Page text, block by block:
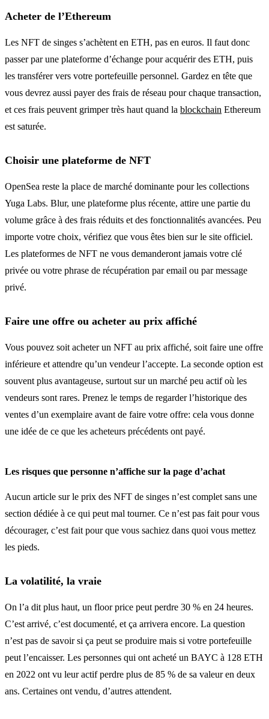
Acheter de l’Ethereum
Les NFT de singes s’achètent en ETH, pas en euros. Il faut donc
passer par une plateforme d’échange pour acquérir des ETH, puis
les transférer vers votre portefeuille personnel. Gardez en tête que
vous devrez aussi payer des frais de réseau pour chaque transaction,
et ces frais peuvent grimper très haut quand la blockchain Ethereum
est saturée.
Choisir une plateforme de NFT
OpenSea reste la place de marché dominante pour les collections
Yuga Labs. Blur, une plateforme plus récente, attire une partie du
volume grâce à des frais réduits et des fonctionnalités avancées. Peu
importe votre choix, vérifiez que vous êtes bien sur le site officiel.
Les plateformes de NFT ne vous demanderont jamais votre clé
privée ou votre phrase de récupération par email ou par message
privé.
Faire une offre ou acheter au prix affiché
Vous pouvez soit acheter un NFT au prix affiché, soit faire une offre
inférieure et attendre qu’un vendeur l’accepte. La seconde option est
souvent plus avantageuse, surtout sur un marché peu actif où les
vendeurs sont rares. Prenez le temps de regarder l’historique des
ventes d’un exemplaire avant de faire votre offre: cela vous donne
une idée de ce que les acheteurs précédents ont payé.
Les risques que personne n’affiche sur la page d’achat
Aucun article sur le prix des NFT de singes n’est complet sans une
section dédiée à ce qui peut mal tourner. Ce n’est pas fait pour vous
décourager, c’est fait pour que vous sachiez dans quoi vous mettez
les pieds.
La volatilité, la vraie
On l’a dit plus haut, un floor price peut perdre 30 % en 24 heures.
C’est arrivé, c’est documenté, et ça arrivera encore. La question
n’est pas de savoir si ça peut se produire mais si votre portefeuille
peut l’encaisser. Les personnes qui ont acheté un BAYC à 128 ETH
en 2022 ont vu leur actif perdre plus de 85 % de sa valeur en deux
ans. Certaines ont vendu, d’autres attendent.